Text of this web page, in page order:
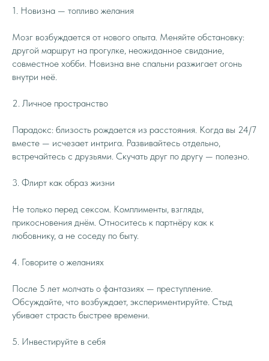
1. Новизна — топливо желания
Мозг возбуждается от нового опыта. Меняйте обстановку:
другой маршрут на прогулке, неожиданное свидание,
совместное хобби. Новизна вне спальни разжигает огонь
внутри неё.
2. Личное пространство
Парадокс: близость рождается из расстояния. Когда вы 24/7
вместе — исчезает интрига. Развивайтесь отдельно,
встречайтесь с друзьями. Скучать друг по другу — полезно.
3. Флирт как образ жизни
Не только перед сексом. Комплименты, взгляды,
прикосновения днём. Относитесь к партнёру как к
любовнику, а не соседу по быту.
4. Говорите о желаниях
После 5 лет молчать о фантазиях — преступление.
Обсуждайте, что возбуждает, экспериментируйте. Стыд
убивает страсть быстрее времени.
5. Инвестируйте в себя